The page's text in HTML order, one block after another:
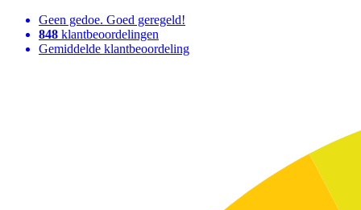
Geen gedoe. Goed geregeld!
848 klantbeoordelingen
Gemiddelde klantbeoordeling